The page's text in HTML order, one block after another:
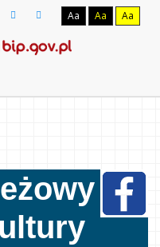
Aa Aa Aa